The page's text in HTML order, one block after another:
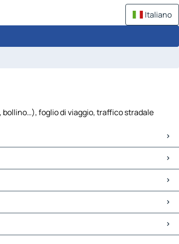
Italiano
foglio di viaggio, traffico stradale